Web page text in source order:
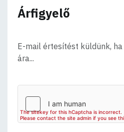
Árfigyelő
E-mail értesítést küldünk,
ára...